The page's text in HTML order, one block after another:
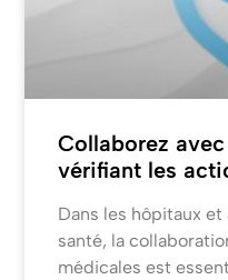
Collaborez
vérifiant les
Dans les hôpitaux
santé, la
médicales est